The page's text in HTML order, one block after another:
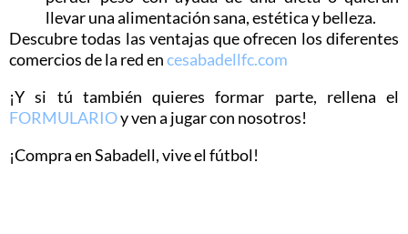
llevar una alimentación sana, estética y belleza.
Descubre todas las ventajas que ofrecen los diferentes
comercios de la red encesabadellfc.com
¡Y si tú también quieres formar parte, rellena el
FORMULARIOy ven a jugar con nosotros!
¡Compra en Sabadell, vive el fútbol!